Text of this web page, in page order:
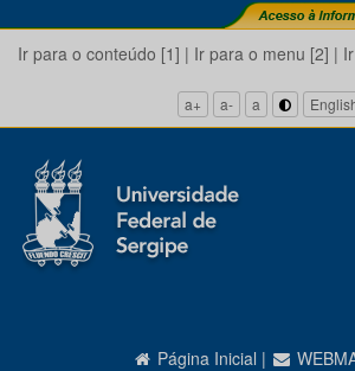
Ir para o conteúdo [1] | Ir para o menu [2] |
a+ a- a
Página Inicial |